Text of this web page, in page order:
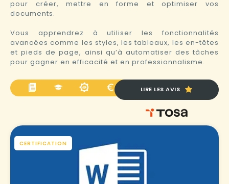
pour créer, mettre en forme et optimiser vos
documents.
Vous apprendrez à utiliser les fonctionnalités
avancées comme les styles, les tableaux, les en-têtes
et pieds de page, ainsi qu’à automatiser des tâches
pour gagner en efficacité et en professionnalisme.
PROGRAMMEQUALIFICATION
MODALITÉ
PÉDAGOGIQUEFINANCEMENT
LIRE LES AVIS
CERTIFICATION